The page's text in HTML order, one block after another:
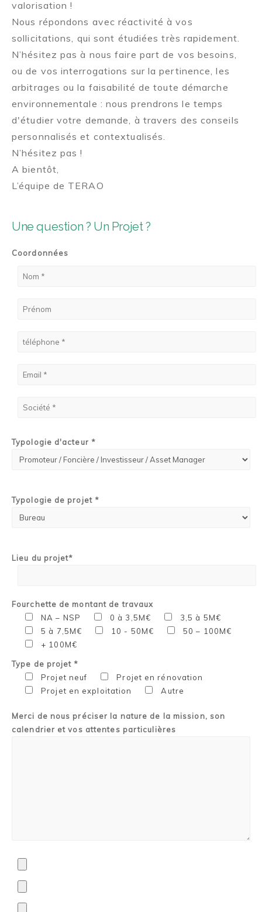
Une question ? Un Projet ?
Coordonnées
Typologie d'acteur *
Typologie de projet *
Lieu du projet*
Fourchette de montant de travaux
NA – NSP
0 à 3,5M€
3,5 à 5M€
5 à 7,5M€
10 - 50M€
50 – 100M€
+ 100M€
Type de projet *
Projet neuf
Projet en rénovation
Projet en exploitation
Autre
Merci de nous préciser la nature de la mission, son
calendrier et vos attentes particulières
valorisation !
Nous répondons avec réactivité à vos
sollicitations, qui sont étudiées très rapidement.
N’hésitez pas à nous faire part de vos besoins,
ou de vos interrogations sur la pertinence, les
arbitrages ou la faisabilité de toute démarche
environnementale : nous prendrons le temps
d'étudier votre demande, à travers des conseils
personnalisés et contextualisés.
N’hésitez pas !
A bientôt,
L’équipe de TERAO